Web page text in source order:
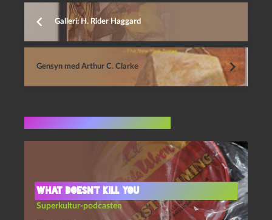
Galleri: H. Rider Haggard
Gensyn med Arthur C. Clarke
What doesn’t kill you
Superkultur-podcasten